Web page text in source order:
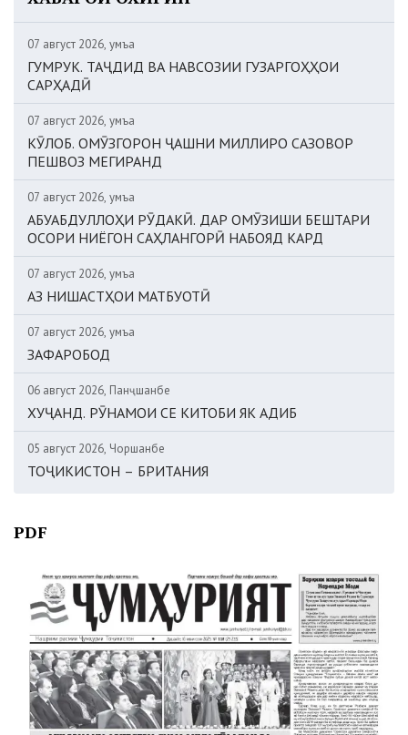
07 август 2026, Ҷумъа
ГУМРУК. ТАҶДИД ВА НАВСОЗИИ ГУЗАРГОҲҲОИ
САРҲАДӢ
07 август 2026, Ҷумъа
КӮЛОБ. ОМӮЗГОРОН ҶАШНИ МИЛЛИРО САЗОВОР
ПЕШВОЗ МЕГИРАНД
07 август 2026, Ҷумъа
АБУАБДУЛЛОҲИ РӮДАКӢ. ДАР ОМӮЗИШИ БЕШТАРИ
ОСОРИ НИЁГОН САҲЛАНГОРӢ НАБОЯД КАРД
07 август 2026, Ҷумъа
АЗ НИШАСТҲОИ МАТБУОТӢ
07 август 2026, Ҷумъа
ЗАФАРОБОД
06 август 2026, Панҷшанбе
ХУҶАНД. РӮНАМОИ СЕ КИТОБИ ЯК АДИБ
05 август 2026, Чоршанбе
ТОҶИКИСТОН – БРИТАНИЯ
PDF